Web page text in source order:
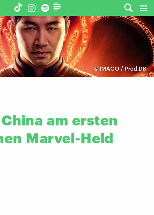
© IMAGO / Prod.DB
China am ersten
Marvel-Held